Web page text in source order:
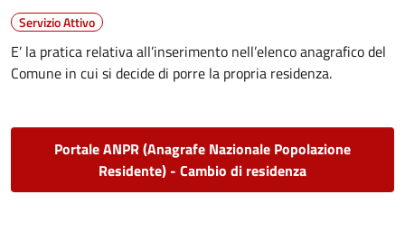
Servizio Attivo
E’ la pratica relativa all’inserimento nell’elenco anagrafico del
Comune in cui si decide di porre la propria residenza.
Portale ANPR (Anagrafe Nazionale Popolazione
Residente) - Cambio di residenza